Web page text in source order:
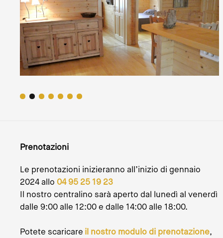
Prenotazioni
Le prenotazioni inizieranno all’inizio di gennaio
2024 allo 04 95 25 19 23
Il nostro centralino sarà aperto dal lunedì al venerdì
dalle 9:00 alle 12:00 e dalle 14:00 alle 18:00.
Potete scaricare il nostro modulo di prenotazione,